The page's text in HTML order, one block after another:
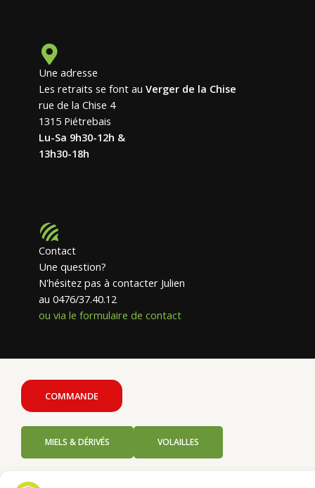
Une adresse
Les retraits se font au Verger de la Chise
rue de la Chise 4
1315 Piétrebais
Lu-Sa 9h30-12h &
13h30-18h
Contact
Une question?
N'hésitez pas à contacter Julien
au 0476/37.40.12
ou via le formulaire de contact
COMMANDE
MIELS & DÉRIVÉS VOLAILLES